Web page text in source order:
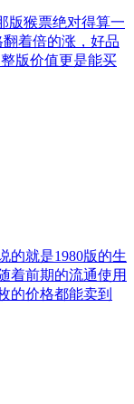
猴票绝对得算一
着倍的涨，好品
版价值更是能买
就是1980版的生
着前期的流通使用
的价格都能卖到